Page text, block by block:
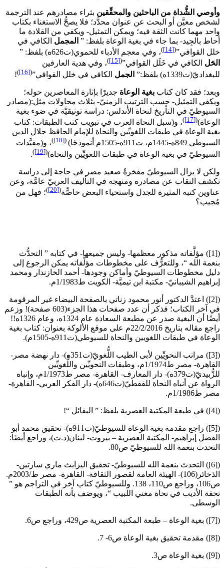
وأوصي الشُّداة من الباحثين والمحقِّقين بثراء مصادرهم عند الترجمة
لشخص معيَّن أو البحث عن عنوان محدَّد؛ فلا يصحُّ الاستغناء بكتاب
واحد مهما كانت الثقة فيه؛ ويمكن التمثيل- ويكفي من القلادة ما
أحاط بالجِيد- بما جاء في بغية الوعاة بلفظ: ” المجمل الكافي في
خلل القوافي”(
[14]
)، وفي معجم الأدباء للحموي(ت626ه) بلفظ: ”
الحَل الكافي في خَلَل القوافي”(
[15]
)، وفي هدية العارفين
للبغداديّ(ت1339ه) بلفظ:”
الجمل الكافي في خلل القوافي”(
[16]
)
!
وبعد؛ فقد كان كتاب بغية الوعاة جديرًا بإثارة المعاصرين حوله؛
ويكفي التمثيل- حسب الترتيب الزمنيّ- بثلاث محاولات مثل:(مصادر
السيوطيّ في التأريخ لنحاة الأندلس: دراسة توثيقيَّة في ضوء بغية
الوعاة)(
[17]
)، و(سبل النحاة العرب في تبويب كتب الطبقات: كتاب
بغية الوعاة في طبقات اللغويِّين والنحاة للإمام الحافظ جلال الدين
السيوطي 849ه-1445م، ت911ه-1505م أنموذجًا)
(
[18]
)، و(مقيَّدات
السيوطيّ في بغية الوعاة في طبقات اللغويِّين والنحاة)(
[19]
)
.
ولكن لا يزال السيوطيّ مفخرةُ صعيد مصر في حاجة إلى دراسة
تكشف النقاب عن مصادره ومنهجه في التأليف العربيّ عامَّة، وعن
عناوين كتبه المثيرة للجدل واستحياء البعض خاصًّة(
[20]
)؛ فهل من
مُجيب؟
([1]) مؤلَّفاته مذكور معظمها- وليس جميعها- في كتابه ” التحدُّث
بنعمة الله “، وللتعرُّف على مخطوطات مؤلَّفاته يمكن الرجوع إلى
دليل مخطوطات السيوطيّ وأماكن وجودها- أحمد الخازندار ومحمد
إبراهيم الشيبانيّ- مكتبة ابن تيميَّة- الكويت ط1/1983م.
([2]) اعتدَّ الدكتور أنور محمود زناتي بالصفحة البيضاء غير المرقومة
في آخر الكتاب؛ فذكر أن عدد صفحات هذا الجزء(603 صفحة)! وزعم
أيضًا أن البغية صدر عن مطبعة السعادة عام 1324ه، وعام 1326ه!!
راجع مقاله بتاريخ 22/2/2016م على موقع الألوكة بعنوان: كتاب بغية
الوعاة في طبقات اللغويين والنحاة للسيوطي(ت911ه-1505م).
([3]) مراتب النحويِّين لأبى الطيب اللُّغويّ(ت351ه)- دار نهضة مصر-
القاهرة- مصر ط1/1974م، وطبقات النحويِّين واللُّغويِّين
للزُّبيديّ(ت379ه)- دار المعارف- القاهرة- مصر ط1/1973م، وإنباه
الرواة عن أنباه النحاة للقفطيّ(ت646ه)- دار الفكر العربي- القاهرة-
مصر ط1/1986م.
([4]) في طبعة المكتبة العصرية بلفظ: ” البقائل “!
([5]) راجع مقدمة بغية الوعاة للسيوطيّ(ت911ه)- تحقيق محمد أبو
الفضل إبراهيم- المكتبة العصرية – بيروت- لبنان(د.ت)، وراجع أيضًا:
التحدث بنعمة الله للسيوطيّ ص80.
([6]) التحدث بنعمة الله للسيوطيّ- تحقيق اليزابث ماري سارتين-
الذخائر(106)- الهيئة العامة لقصور الثقافة- القاهرة- مصر ط/2003م.
ص106، وراجع ص110، 138. وللسيوطيّ كتاب آخر في التراجم هو ”
تحفة الأديب في نحاة مغني اللبيب “، ويوصَف بأنه الطبقات
الوسطى.
([7]) بغية الوعاة – طبعة المكتبة العصرية ص429، وراجع ص6.
([8]) مقدمة تحقيق بغية الوعاة ص6- 7.
([9]) بغية الوعاة ص3.